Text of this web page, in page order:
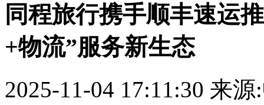
同程旅行携手顺丰速运
+物流”服务新生态
2025-11-04 17:11:30 来源